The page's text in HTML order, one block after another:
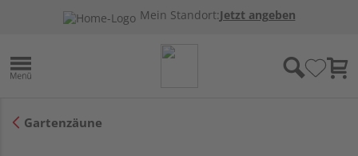
Mein Standort:Jetzt angeben
Gartenzäune